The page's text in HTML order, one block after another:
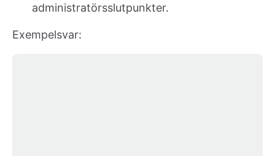
administratörsslutpunkter.
Exempelsvar: